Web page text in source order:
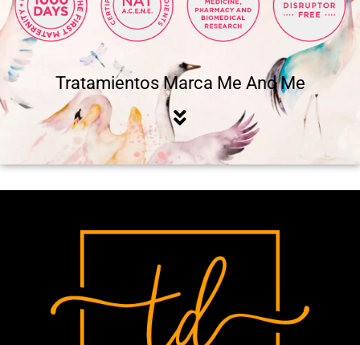
Tratamientos Marca Me And Me